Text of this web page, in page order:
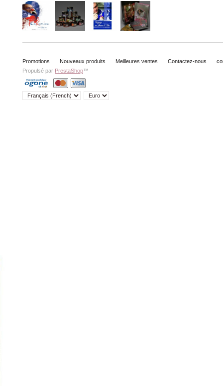
Promotions Nouveaux produits Meilleures ventes Contactez-nous
Propulsé par PrestaShop™